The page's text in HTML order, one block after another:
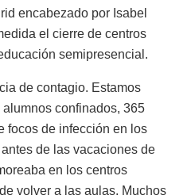
encabezado por Isabel
el cierre de centros
semipresencial.
de contagio. Estamos
confinados, 365
focos de infección en los
de las vacaciones de
en los centros
volver a las aulas. Muchos